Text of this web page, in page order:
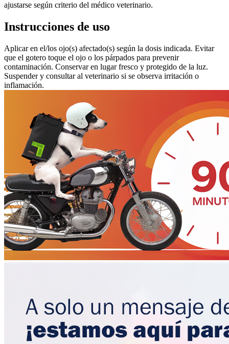
ajustarse según criterio del médico veterinario.
Instrucciones de uso
Aplicar en el/los ojo(s) afectado(s) según la dosis indicada. Evitar
que el gotero toque el ojo o los párpados para prevenir
contaminación. Conservar en lugar fresco y protegido de la luz.
Suspender y consultar al veterinario si se observa irritación o
inflamación.